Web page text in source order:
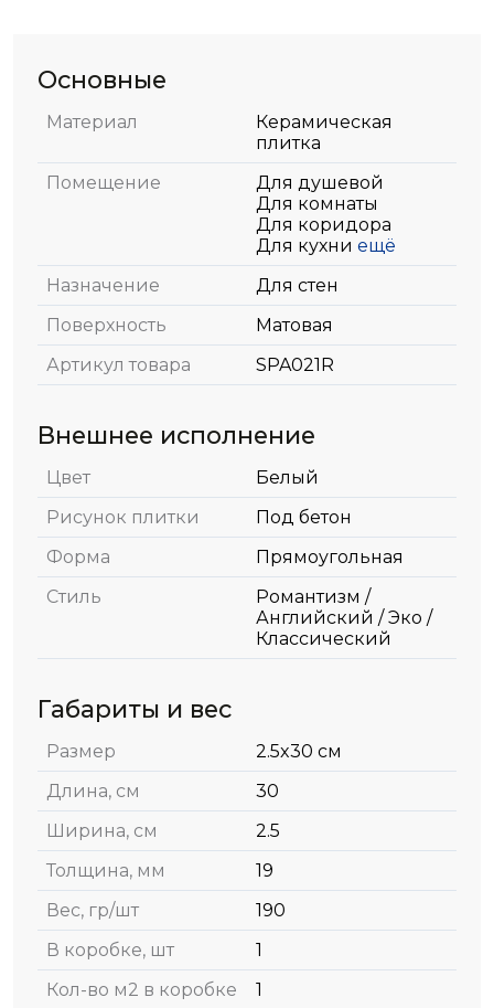
Основные
Материал
Керамическая
плитка
Помещение
Для душевой
Для комнаты
Для коридора
Для кухни ещё
Назначение
Для стен
Поверхность
Матовая
Артикул товара
SPA021R
Внешнее исполнение
Цвет
Белый
Рисунок плитки
Под бетон
Форма
Прямоугольная
Стиль
Романтизм /
Английский / Эко /
Классический
Габариты и вес
Размер
2.5x30 см
Длина, см
30
Ширина, см
2.5
Толщина, мм
19
Вес, гр/шт
190
В коробке, шт
1
Кол-во м2 в коробке
1